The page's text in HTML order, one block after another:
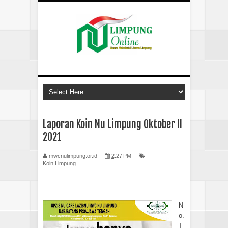
Laporan Koin Nu Limpung Oktober II
2021
mwcnulimpung.or.id
2:27 PM
Koin Limpung
N
o.
T